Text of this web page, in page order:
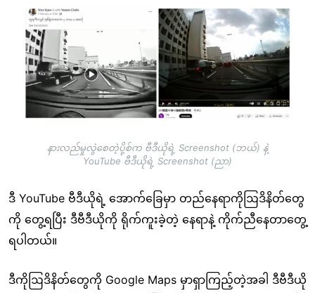
Image
နားလည်မှုလွဲစေတဲ့ပို့စ်က ဗီဒီယိုရဲ့ Screenshot (ဘယ်) နဲ့
YouTube ဗီဒီယိုရဲ့ Screenshot (ညာ)
ဒီ YouTube ဗီဒီယိုရဲ့ အောက်ခြေမှာ တည်နေရာကိုဩဒိနိတ်တွေ
ကို တွေ့ရပြီး ဒီဗီဒီယိုကို ရိုက်ကူးခဲ့တဲ့ နေရာနဲ့ ကိုက်ညီနေတာတွေ့
ရပါတယ်။
ဒီကိုဩဒိနိတ်တွေကို Google Maps မှာရှာကြည့်တဲ့အခါ ဒီဗီဒီယို